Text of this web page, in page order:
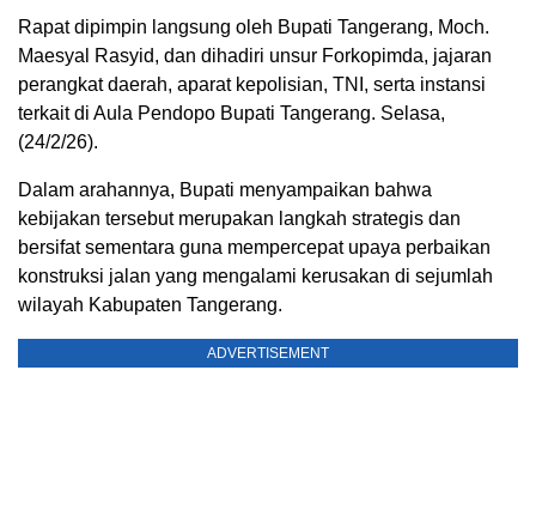
Rapat dipimpin langsung oleh Bupati Tangerang, Moch.
Maesyal Rasyid, dan dihadiri unsur Forkopimda, jajaran
perangkat daerah, aparat kepolisian, TNI, serta instansi
terkait di Aula Pendopo Bupati Tangerang. Selasa,
(24/2/26).
Dalam arahannya, Bupati menyampaikan bahwa
kebijakan tersebut merupakan langkah strategis dan
bersifat sementara guna mempercepat upaya perbaikan
konstruksi jalan yang mengalami kerusakan di sejumlah
wilayah Kabupaten Tangerang.
ADVERTISEMENT